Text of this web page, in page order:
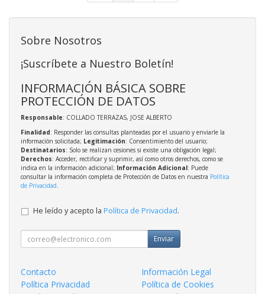
Sobre Nosotros
¡Suscríbete a Nuestro Boletín!
INFORMACIÓN BÁSICA SOBRE
PROTECCIÓN DE DATOS
Responsable: COLLADO TERRAZAS, JOSE ALBERTO
Finalidad: Responder las consultas planteadas por el usuario y enviarle la
información solicitada; Legitimación: Consentimiento del usuario;
Destinatarios: Solo se realizan cesiones si existe una obligación legal;
Derechos: Acceder, rectificar y suprimir, así como otros derechos, como se
indica en la información adicional; Información Adicional: Puede
consultar la información completa de Protección de Datos en nuestra Política
de Privacidad.
He leído y acepto la Política de Privacidad.
Enviar
Contacto
Información Legal
Política Privacidad
Política de Cookies